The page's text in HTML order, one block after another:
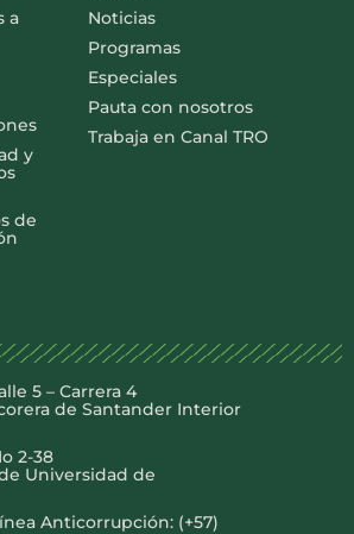
a
y
de
Noticias
Programas
Especiales
Pauta con nosotros
Trabaja en Canal TRO
5 – Carrera 4
de Santander Interior
2-38
Universidad de
Anticorrupción: (+57)